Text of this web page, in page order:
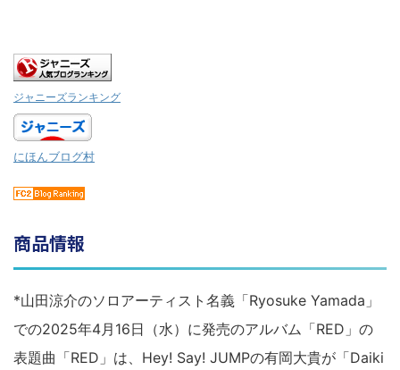
ジャニーズランキング
にほんブログ村
商品情報
*山田涼介のソロアーティスト名義「Ryosuke Yamada」
での2025年4月16日（水）に発売のアルバム「RED」の
表題曲「RED」は、Hey! Say! JUMPの有岡大貴が「Daiki